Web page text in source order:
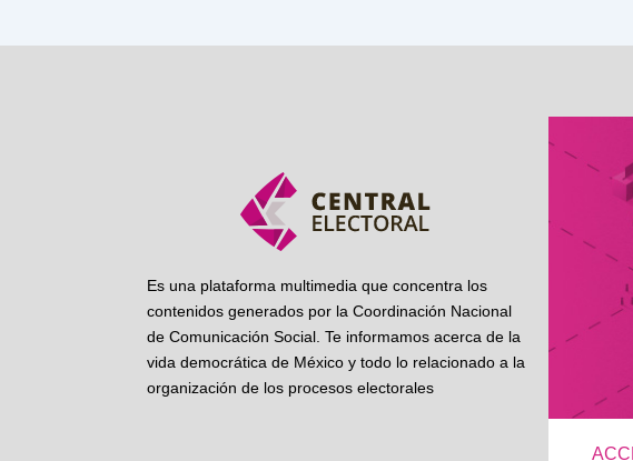
Es una plataforma multimedia que concentra los
contenidos generados por la Coordinación Nacional
de Comunicación Social. Te informamos acerca de la
vida democrática de México y todo lo relacionado a la
organización de los procesos electorales